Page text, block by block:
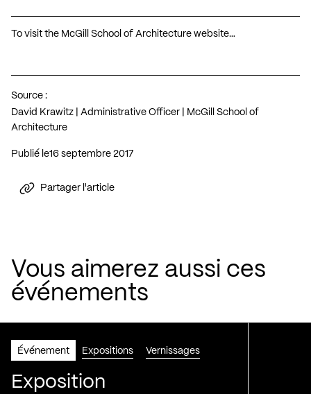
To visit the McGill School of Architecture website…
Source :
David Krawitz | Administrative Officer | McGill School of
Architecture
Publié le 16 septembre 2017
Partager l'article
Vous aimerez aussi ces
événements
Événement Expositions Vernissages
Exposition